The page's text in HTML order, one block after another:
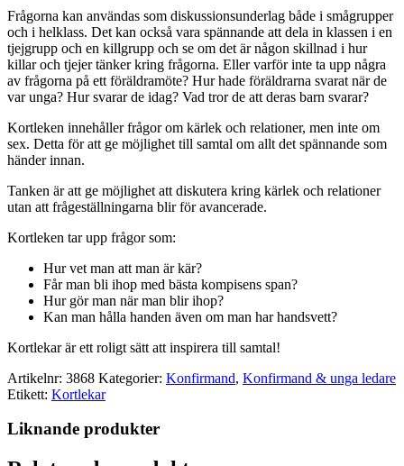
Frågorna kan användas som diskussionsunderlag både i smågrupper
och i helklass. Det kan också vara spännande att dela in klassen i en
tjejgrupp och en killgrupp och se om det är någon skillnad i hur
killar och tjejer tänker kring frågorna. Eller varför inte ta upp några
av frågorna på ett föräldramöte? Hur hade föräldrarna svarat när de
var unga? Hur svarar de idag? Vad tror de att deras barn svarar?
Kortleken innehåller frågor om kärlek och relationer, men inte om
sex. Detta för att ge möjlighet till samtal om allt det spännande som
händer innan.
Tanken är att ge möjlighet att diskutera kring kärlek och relationer
utan att frågeställningarna blir för avancerade.
Kortleken tar upp frågor som:
Hur vet man att man är kär?
Får man bli ihop med bästa kompisens span?
Hur gör man när man blir ihop?
Kan man hålla handen även om man har handsvett?
Kortlekar är ett roligt sätt att inspirera till samtal!
Artikelnr: 3868 Kategorier: Konfirmand, Konfirmand & unga ledare
Etikett: Kortlekar
Liknande produkter